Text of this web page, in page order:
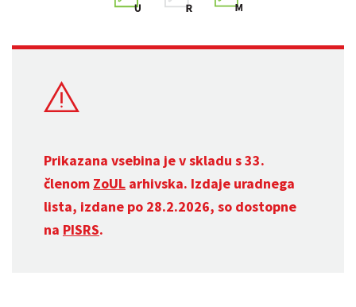
Prikazana vsebina je v skladu s 33.
členom ZoUL arhivska. Izdaje uradnega
lista, izdane po 28.2.2026, so dostopne
na PISRS.